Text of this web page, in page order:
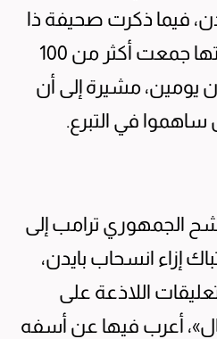
فيما ذكرت صحيفة ذا
هيل الأميركية أن حملتها جمعت أكثر من 100
يومين، مشيرة إلى أن
في التبرع.
الجمهوري ترامب إلى
إزاء انسحاب بايدن،
اللاذعة على
أعرب فيها عن أسفه